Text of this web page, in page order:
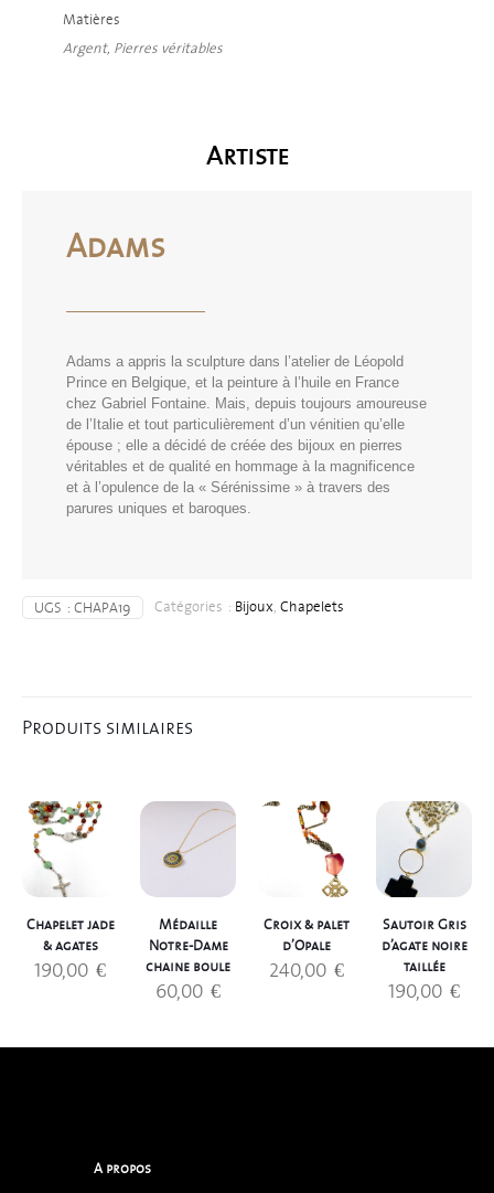
Matières
Argent, Pierres véritables
Artiste
Adams
Adams a appris la sculpture dans l’atelier de Léopold
Prince en Belgique, et la peinture à l’huile en France
chez Gabriel Fontaine. Mais, depuis toujours amoureuse
de l’Italie et tout particulièrement d’un vénitien qu’elle
épouse ; elle a décidé de créée des bijoux en pierres
véritables et de qualité en hommage à la magnificence
et à l’opulence de la « Sérénissime » à travers des
parures uniques et baroques.
UGS :CHAPA19 Catégories : Bijoux,Chapelets
Produits similaires
Chapelet jade
& agates
190,00 €
Médaille
Notre-Dame
chaine boule
60,00 €
Croix & palet
d’Opale
240,00 €
Sautoir Gris
d’agate noire
taillée
190,00 €
A propos